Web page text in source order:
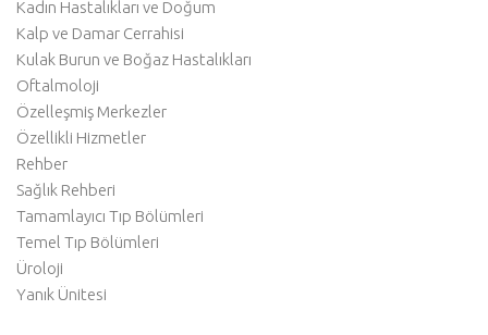
Kadın Hastalıkları ve Doğum
Kalp ve Damar Cerrahisi
Kulak Burun ve Boğaz Hastalıkları
Oftalmoloji
Özelleşmiş Merkezler
Özellikli Hizmetler
Rehber
Sağlık Rehberi
Tamamlayıcı Tıp Bölümleri
Temel Tıp Bölümleri
Üroloji
Yanık Ünitesi